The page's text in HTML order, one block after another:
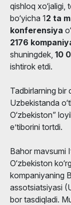
qishloq xo‘jaligi,
bo‘yicha 12 ta
konferensiya
2176
shuningdek, 10
ishtirok etdi.
Tadbirlarning bir
Uzbekistanda
O‘zbekiston”
e’tiborini tortdi.
Bahor mavsumi
O‘zbekiston
kompaniyaning
assotsiatsiyasi
bor tasdiqladi.